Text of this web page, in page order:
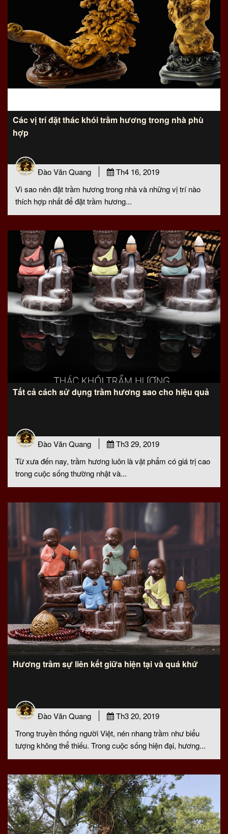
Các vị trí đặt thác khói trầm hương trong nhà phù
hợp
Đào Văn Quang
Th4 16, 2019
Vì sao nên đặt trầm hương trong nhà và những vị trí nào
thích hợp nhất để đặt trầm hương...
Tất cả cách sử dụng trầm hương sao cho hiệu quả
Đào Văn Quang
Th3 29, 2019
Từ xưa đến nay, trầm hương luôn là vật phẩm có giá trị cao
trong cuộc sống thường nhật và...
Hương trầm sự liên kết giữa hiện tại và quá khứ
Đào Văn Quang
Th3 20, 2019
Trong truyền thống người Việt, nén nhang trầm như biểu
tượng không thể thiếu. Trong cuộc sống hiện đại, hương...